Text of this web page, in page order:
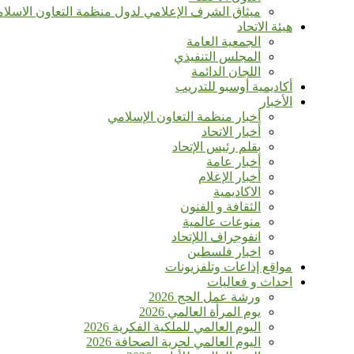
ميثاق الشرف الإعلامي لدول منظمة التعاون
هيئة الاتحاد
الجمعية العامة
المجلس التنفيذي
اللجان الدائمة
أكاديمية أوسبو للتدريب
الأخبار
أخبار منظمة التعاون الإسلامي
أخبار الاتحاد
بقلم رئيس الإتحاد
أخبار عامة
أخبار الإعلام
الاكاديمية
الثقافة و الفنون
منوعات عالمية
انفوجراف اللإتحاد
اخبار فلسطين
مواقع إذاعات وتلفزيونات
احداث و فعاليات
ورشة عمل الحج 2026
يوم المرأة العالمي 2026
اليوم العالمي للملكية الفكرية 2026
اليوم العالمي لحرية الصحافة 2026